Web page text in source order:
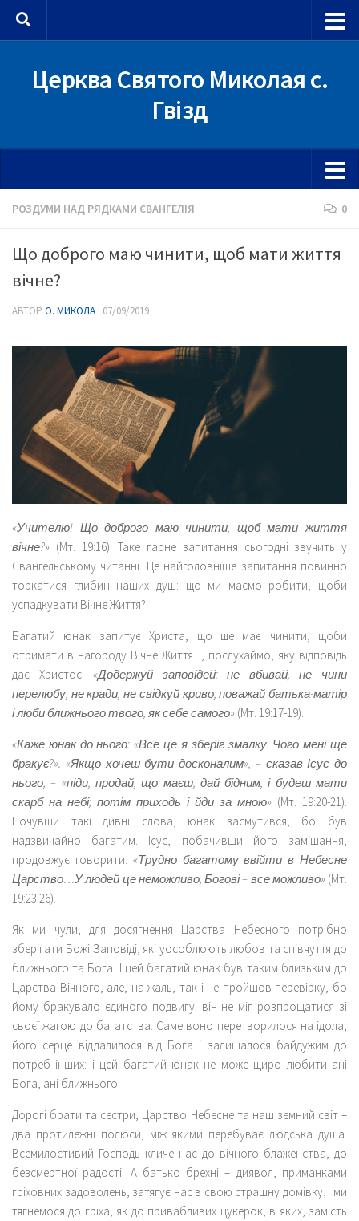
Skip to content
Церква Святого Миколая с.
Гвізд
РОЗДУМИ НАД РЯДКАМИ ЄВАНГЕЛІЯ 0
Що доброго маю чинити, щоб мати життя
вічне?
АВТОР О. МИКОЛА · 07/09/2019
«Учителю! Що доброго маю чинити, щоб мати життя
вічне?» (Мт. 19:16). Таке гарне запитання сьогодні звучить у
Євангельському читанні. Це найголовніше запитання повинно
торкатися глибин наших душ: що ми маємо робити, щоби
успадкувати Вічне Життя?
Багатий юнак запитує Христа, що ще має чинити, щоби
отримати в нагороду Вічне Життя. І, послухаймо, яку відповідь
дає Христос:«Додержуй заповідей: не вбивай, не чини
перелюбу, не кради, не свідкуй криво, поважай батька-матір
і люби ближнього твого, як себе самого» (Мт. 19:17-19).
«Каже юнак до нього: «Все це я зберіг змалку. Чого мені ще
бракує?». «Якщо хочеш бути досконалим», – сказав Ісус до
нього, – «піди, продай, що маєш, дай бідним, і будеш мати
скарб на небі; потім приходь і йди за мною» (Мт. 19:20-21).
Почувши такі дивні слова, юнак засмутився, бо був
надзвичайно багатим. Ісус, побачивши його замішання,
продовжує говорити: «Трудно багатому ввійти в Небесне
Царство…У людей це неможливо, Богові – все можливо» (Мт.
19:23:26).
Як ми чули, для досягнення Царства Небесного потрібно
зберігати Божі Заповіді, які уособлюють любов та співчуття до
ближнього та Бога. І цей багатий юнак був таким близьким до
Царства Вічного, але, на жаль, так і не пройшов перевірку, бо
йому бракувало єдиного подвигу: він не міг розпрощатися зі
своєї жагою до багатства. Саме воно перетворилося на ідола,
його серце віддалилося від Бога і залишалося байдужим до
потреб інших: і цей багатий юнак не може щиро любити ані
Бога, ані ближнього.
Дорогі брати та сестри, Царство Небесне та наш земний світ –
два протилежні полюси, між якими перебуває людська душа.
Всемилостивий Господь кличе нас до вічного блаженства, до
безсмертної радості. А батько брехні – диявол, приманками
гріховних задоволень, затягує нас в свою страшну домівку. І ми
тягнемося до гріха, як до привабливих цукерок, в яких, замість